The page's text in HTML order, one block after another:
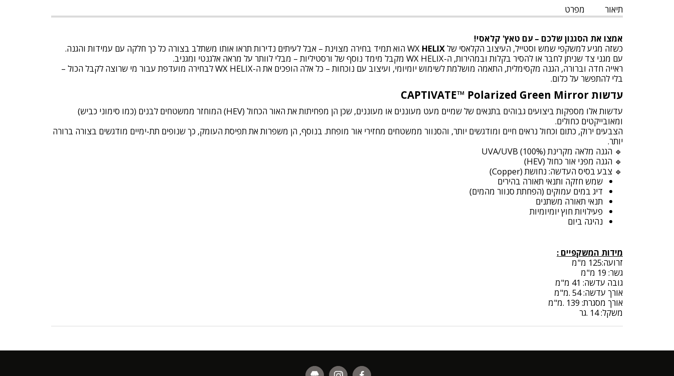
תיאור מפרט
אמצו את הסגנון שלכם – עם טאץ' קלאסי!
כשזה מגיע למשקפי שמש וסטייל, העיצוב הקלאסי של WXHELIX
הוא תמיד בחירה מצוינת – אבל לעיתים נדירות תראו אותו משתלב בצורה כל כך חלקה עם עמידות והגנה.
עם מגני צד שניתן לחבר או להסיר בקלות ובמהירות, ה-WX HELIX מקבל מימד נוסף של ורסטיליות – מבלי לוותר על מראה אלגנטי ומגניב.
ראייה חדה וברורה, הגנה מקסימלית, התאמה מושלמת לשימוש יומיומי, ועיצוב עם נוכחות – כל אלה הופכים את ה-WX HELIX לבחירה מועדפת עבור מי שרוצה לקבל הכול –
בלי להתפשר על כלום.
עדשות CAPTIVATE™ Polarized Green Mirror
עדשות אלו מספקות ביצועים גבוהים בתנאים של שמיים מעט מעוננים או מעוננים, שכן הן מפחיתות את האור הכחול (HEV) המוחזר ממשטחים לבנים (כמו סימוני כביש)
ומאובייקטים כחולים.
הצבעים ירוק, כתום וכחול נראים חיים ומודגשים יותר, והסנוור ממשטחים מחזירי אור מופחת. בנוסף, הן משפרות את תפיסת העומק, כך שנופים תת-ימיים מודגשים בצורה ברורה
יותר.
🔹 הגנה מלאה מקרינת UVA/UVB (100%)
🔹 הגנה מפני אור כחול (HEV)
🔹 צבע בסיס העדשה: נחושת (Copper)
שמש חזקה ותנאי תאורה בהירים
דיג במים עמוקים (הפחתת סנוור מהמים)
תנאי תאורה משתנים
פעילויות חוץ יומיומיות
נהיגה ביום
מידות המשקפיים :
זרועה:125 מ"מ
גשר: 19 מ"מ
גובה עדשה: 41 מ"מ
אורך עדשה: 54 .מ"מ
אורך מסגרת: 139 .מ"מ
משקל: 14 .גר